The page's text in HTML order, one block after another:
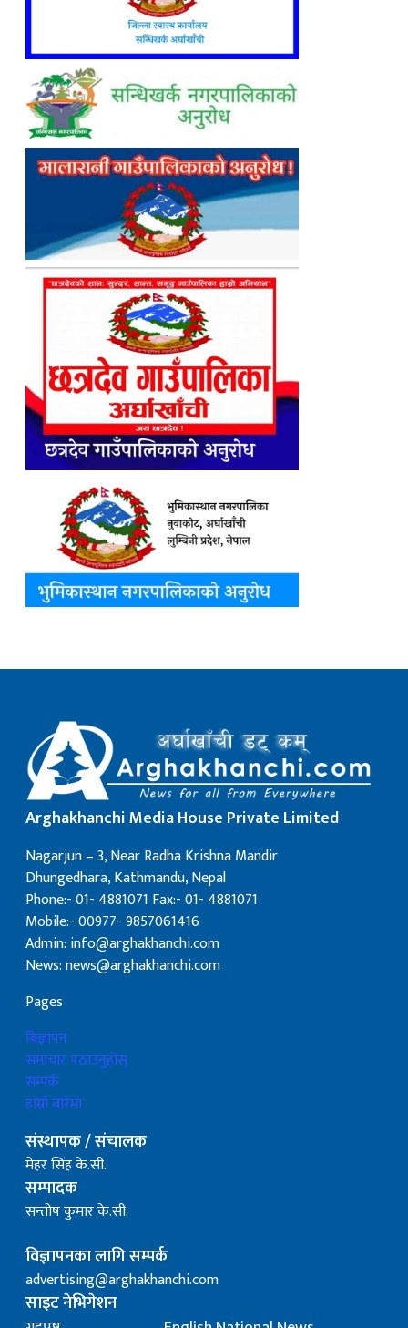
Arghakhanchi Media House Private Limited
Nagarjun – 3, Near Radha Krishna Mandir
Dhungedhara, Kathmandu, Nepal
Phone:- 01- 4881071 Fax:- 01- 4881071
Mobile:- 00977- 9857061416
Admin: info@arghakhanchi.com
News: news@arghakhanchi.com
Pages
बिज्ञापन
समाचार पठाउनुहोस्
सम्पर्क
हाम्रो बारेमा
संस्थापक / संचालक
मेहर सिंह के.सी.
सम्पादक
सन्तोष कुमार के.सी.
विज्ञापनका लागि सम्पर्क
advertising@arghakhanchi.com
साइट नेभिगेशन